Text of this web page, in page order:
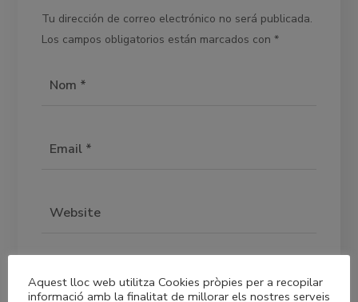
Tu dirección de correo electrónico no será publicada.
Los campos obligatorios están marcados con*
Aquest lloc web utilitza Cookies pròpies per a recopilar
informació amb la finalitat de millorar els nostres serveis